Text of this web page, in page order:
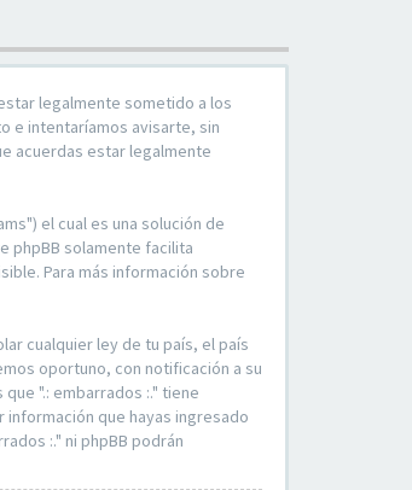
legalmente sometido a los
e intentaríamos avisarte, sin
acuerdas estar legalmente
el cual es una solución de
phpBB solamente facilita
Para más información sobre
cualquier ley de tu país, el país
oportuno, con notificación a su
".: embarrados :." tiene
que hayas ingresado
:." ni phpBB podrán